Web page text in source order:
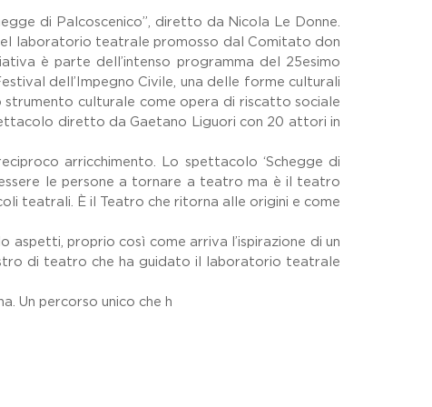
di Palcoscenico”, diretto da Nicola Le Donne.
laboratorio teatrale promosso dal Comitato don
è parte dell’intenso programma del 25esimo
dell’Impegno Civile, una delle forme culturali
culturale come opera di riscatto sociale
diretto da Gaetano Liguori con 20 attori in
arricchimento. Lo spettacolo ‘Schegge di
essere le persone a tornare a teatro ma è il teatro
teatrali. È il Teatro che ritorna alle origini e come
proprio così come arriva l’ispirazione di un
di teatro che ha guidato il laboratorio teatrale
Un percorso unico che h